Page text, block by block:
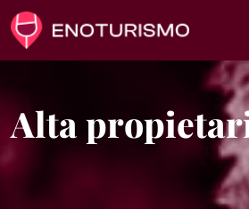
Pasar al contenido principal
Alta